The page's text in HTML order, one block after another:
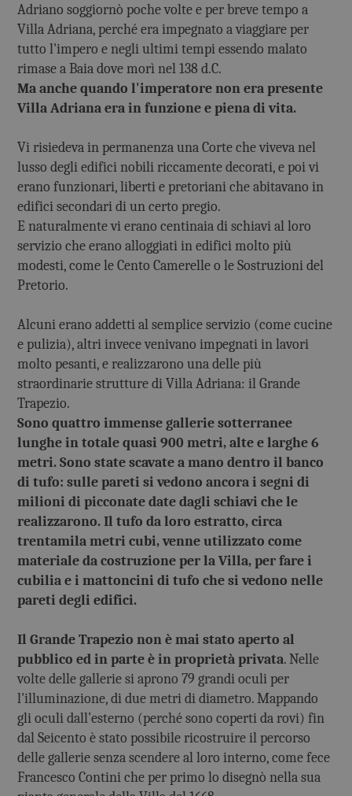
Adriano soggiornò poche volte e per breve tempo a
Villa Adriana, perché era impegnato a viaggiare per
tutto l'impero e negli ultimi tempi essendo malato
rimase a Baia dove morì nel 138 d.C.
Ma anche quando l'imperatore non era presente
Villa Adriana era in funzione e piena di vita.
Vi risiedeva in permanenza una Corte che viveva nel
lusso degli edifici nobili riccamente decorati, e poi vi
erano funzionari, liberti e pretoriani che abitavano in
edifici secondari di un certo pregio.
E naturalmente vi erano centinaia di schiavi al loro
servizio che erano alloggiati in edifici molto più
modesti, come le Cento Camerelle o le Sostruzioni del
Pretorio.
Alcuni erano addetti al semplice servizio (come cucine
e pulizia), altri invece venivano impegnati in lavori
molto pesanti, e realizzarono una delle più
straordinarie strutture di Villa Adriana: il Grande
Trapezio.
Sono quattro immense gallerie sotterranee
lunghe in totale quasi 900 metri, alte e larghe 6
metri. Sono state scavate a mano dentro il banco
di tufo: sulle pareti si vedono ancora i segni di
milioni di picconate date dagli schiavi che le
realizzarono. Il tufo da loro estratto, circa
trentamila metri cubi, venne utilizzato come
materiale da costruzione per la Villa, per fare i
cubilia e i mattoncini di tufo che si vedono nelle
pareti degli edifici.
Il Grande Trapezio non è mai stato aperto al
pubblico ed in parte è in proprietà privata. Nelle
volte delle gallerie si aprono 79 grandi oculi per
l'illuminazione, di due metri di diametro. Mappando
gli oculi dall’esterno (perché sono coperti da rovi) fin
dal Seicento è stato possibile ricostruire il percorso
delle gallerie senza scendere al loro interno, come fece
Francesco Contini che per primo lo disegnò nella sua